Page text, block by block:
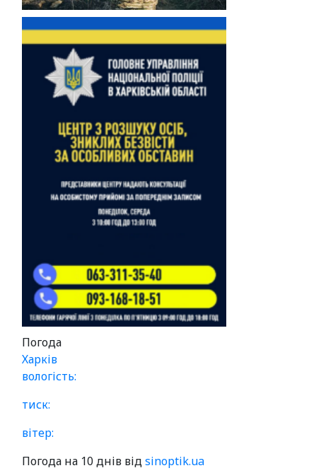
Погода
Харків
вологість:
тиск:
вітер:
Погода на 10 днів відsinoptik.ua